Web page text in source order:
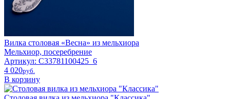
Вилка столовая «Весна» из мельхиора
Мельхиор, посеребрение
Артикул: C33781100425_6
4 020pyб.
В корзину